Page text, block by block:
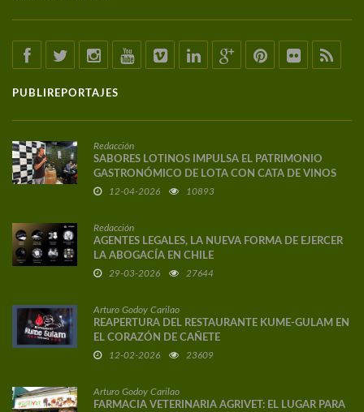
PUBLIREPORTAJES
Redacción
SABORES LOTINOS IMPULSA EL PATRIMONIO
GASTRONÓMICO DE LOTA CON CATA DE VINOS
DE AUTOR
12-04-2026 10893
Redacción
AGENTES LEGALES, LA NUEVA FORMA DE EJERCER
LA ABOGACÍA EN CHILE
29-03-2026 27644
Arturo Godoy Carilao
REAPERTURA DEL RESTAURANTE KUME-GULAM EN
EL CORAZÓN DE CAÑETE
12-02-2026 23609
Arturo Godoy Carilao
FARMACIA VETERINARIA AGRIVET: EL LUGAR PARA